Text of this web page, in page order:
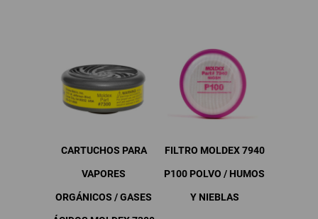
opciones
pueden
la
página
producto
CARTUCHOS PARA
VAPORES
ORGÁNICOS / GASES
FILTRO MOLDEX 7940
P100 POLVO / HUMOS
Y NIEBLAS